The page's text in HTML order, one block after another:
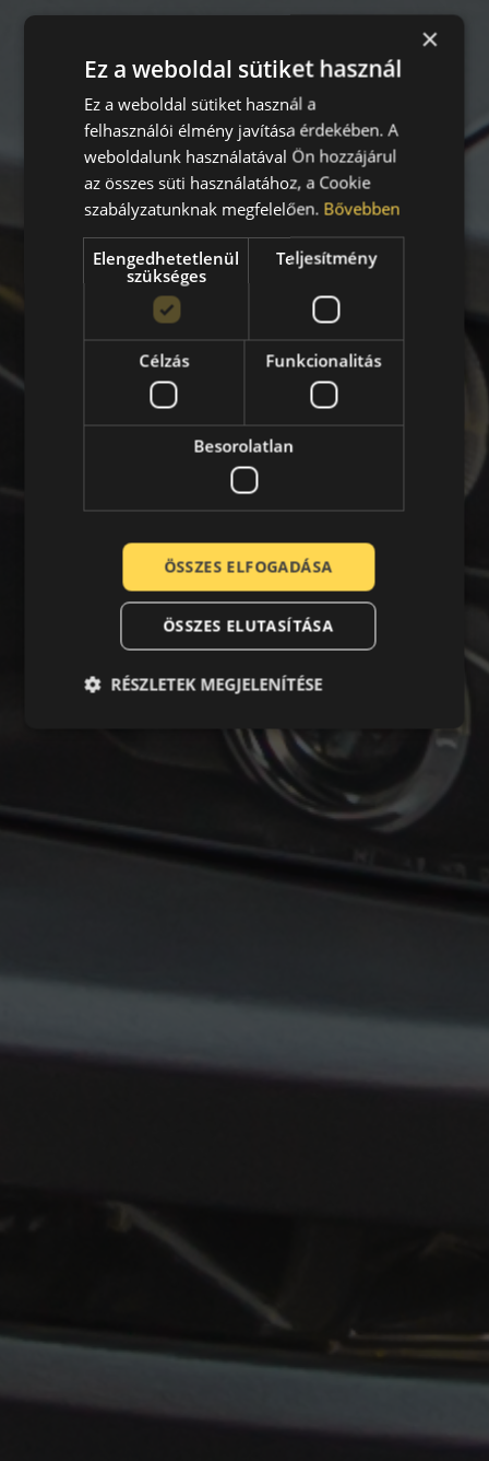
×
Ez a weboldal sütiket használ
Ez a weboldal sütiket használ a
felhasználói élmény javítása érdekében. A
weboldalunk használatával Ön hozzájárul
az összes süti használatához, a Cookie
szabályzatunknak megfelelően. Bővebben
Elengedhetetlenül
szükséges
Teljesítmény
Célzás Funkcionalitás
Besorolatlan
ÖSSZES ELFOGADÁSA
ÖSSZES ELUTASÍTÁSA
RÉSZLETEK MEGJELENÍTÉSE